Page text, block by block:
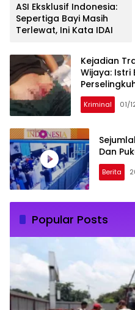
ASI Eksklusif Indonesia:
Sepertiga Bayi Masih
Terlewat, Ini Kata IDAI
Kejadian
Wijaya: Istri
Kriminal 01/
Dan
Berita
Popular Posts